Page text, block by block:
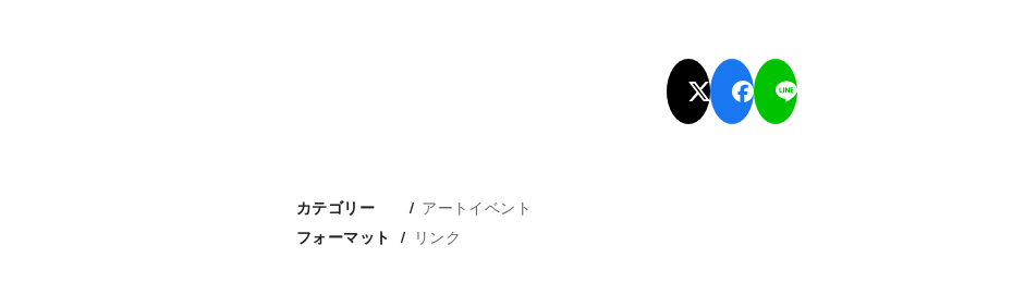
カテゴリー アートイベント
フォーマット リンク